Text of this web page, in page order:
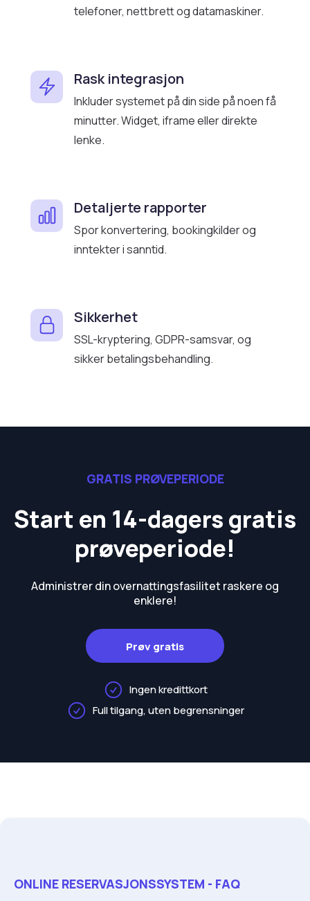
telefoner, nettbrett og datamaskiner.
Rask integrasjon
Inkluder systemet på din side på noen få
minutter. Widget, iframe eller direkte
lenke.
Detaljerte rapporter
Spor konvertering, bookingkilder og
inntekter i sanntid.
Sikkerhet
SSL-kryptering, GDPR-samsvar, og
sikker betalingsbehandling.
GRATIS PRØVEPERIODE
Start en 14-dagers gratis
prøveperiode!
Administrer din overnattingsfasilitet raskere og
enklere!
Prøv gratis
Ingen kredittkort
Full tilgang, uten begrensninger
ONLINE RESERVASJONSSYSTEM - FAQ